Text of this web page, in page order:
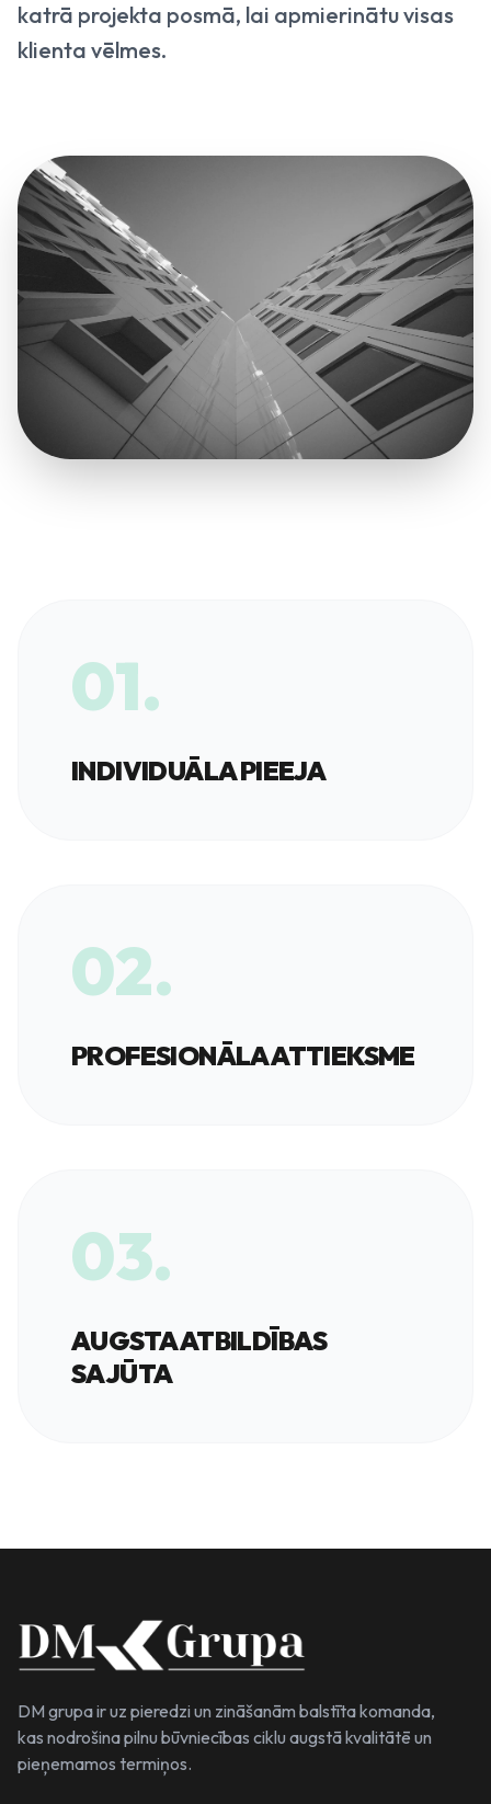
katrā projekta posmā, lai apmierinātu visas
klienta vēlmes.
01.
INDIVIDUĀLA PIEEJA
02.
PROFESIONĀLA ATTIEKSME
03.
AUGSTA ATBILDĪBAS
SAJŪTA
DM grupa ir uz pieredzi un zināšanām balstīta komanda,
kas nodrošina pilnu būvniecības ciklu augstā kvalitātē un
pieņemamos termiņos.